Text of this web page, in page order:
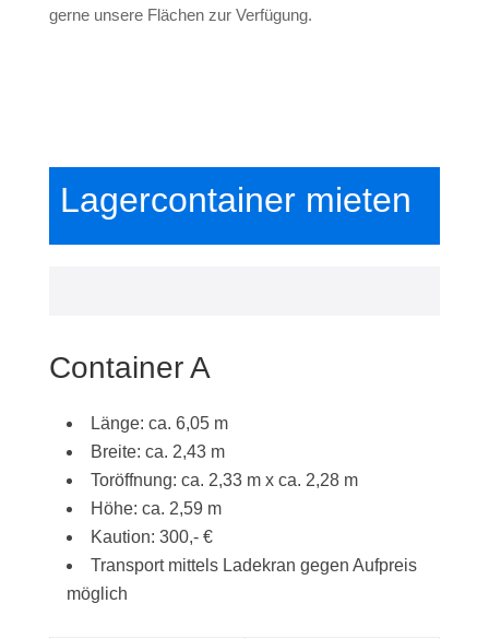
gerne unsere Flächen zur Verfügung.
Lagercontainer mieten
Container A
Länge: ca. 6,05 m
Breite: ca. 2,43 m
Toröffnung: ca. 2,33 m x ca. 2,28 m
Höhe: ca. 2,59 m
Kaution: 300,- €
Transport mittels Ladekran gegen Aufpreis
möglich